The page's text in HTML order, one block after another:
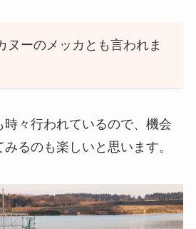
ヌーのメッカとも言われま
時々行われているので、機会
るのも楽しいと思います。